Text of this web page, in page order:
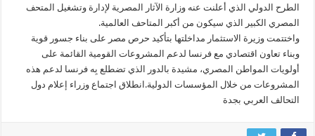
الطرح الدولي الذي أعلنت عنه وزارة الآثار المصرية لإدارة وتشغيل المتحف
المصري الكبير الذي سيكون من أكبر المتاحف العالمية.
واختتمت وزيرة الاستثمار مداخلتها بتأكيد حرص مصر على بناء جسور قوية
وبناء تعاون اقتصادي مع فرنسا لدعم المشروعات القومية القائمة على
أولويات المواطن المصري، مشيدة بالدور الذي تضطلع بِه فرنسا لدعم هذه
المشروعات من خلال المؤسسات الدولية.انطلاق اجتماع وزراء إعلام دول
التحالف العربي بجدة